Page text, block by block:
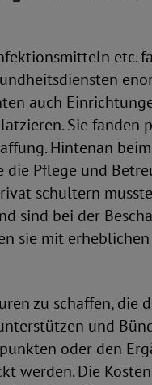
etc.
auch
Sie fanden
Hintenan
die Pflege und
schultern
sind bei der
sie mit
zu schaffen, die
und
oder den
werden. Die